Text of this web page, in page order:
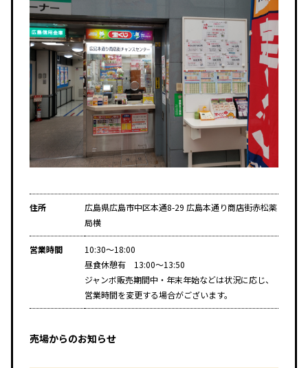
住所
広島県広島市中区本通8-29 広島本通り商店街赤松薬
局横
営業時間
10:30～18:00
昼食休憩有 13:00～13:50
ジャンボ販売期間中・年末年始などは状況に応じ、
営業時間を変更する場合がございます。
売場からのお知らせ